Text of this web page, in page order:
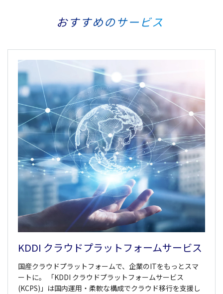
おすすめのサービス
KDDI クラウドプラットフォームサービス
国産クラウドプラットフォームで、企業のITをもっとスマ
ートに。 「KDDI クラウドプラットフォームサービス
(KCPS)」は国内運用・柔軟な構成でクラウド移行を支援し